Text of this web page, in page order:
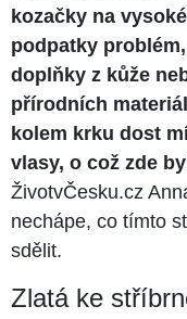
kozačky na
podpatky
doplňky z kůže
přírodních
kolem krku dost
vlasy, o což zde
ŽivotvČesku.cz
nechápe, co tímto
sdělit.
Zlatá ke